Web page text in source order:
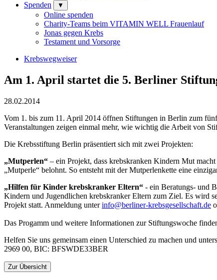
Spenden
▼
Online spenden
Charity-Teams beim VITAMIN WELL Frauenlauf
Jonas gegen Krebs
Testament und Vorsorge
Krebswegweiser
Am 1. April startet die 5. Berliner
28.02.2014
Vom 1. bis zum 11. April 2014 öffnen Stiftungen in Berlin zum
Veranstaltungen zeigen einmal mehr, wie wichtig die Arbeit von
Die Krebsstiftung Berlin präsentiert sich mit zwei Projekten:
„Mutperlen“ – ein Projekt, dass krebskranken Kindern Mut
„Mutperle“ belohnt. So entsteht mit der Mutperlenkette eine
„Hilfen für Kinder krebskranker Eltern“ - ein Beratungs- und
Kindern und Jugendlichen krebskranker Eltern zum Ziel. Es wird
Projekt statt. Anmeldung unterinfo@berliner-krebsgesellschaft.de
Das Progamm und weitere Informationen zur Stiftungswoche
Helfen Sie uns gemeinsam einen Unterschied zu machen und
2969 00, BIC: BFSWDE33BER
Zur Übersicht